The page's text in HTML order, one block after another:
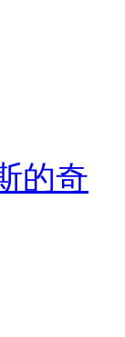
的奇